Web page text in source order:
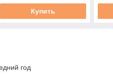
Купить
год